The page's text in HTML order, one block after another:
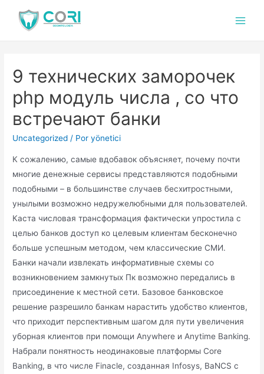
9 технических заморочек
php модуль числа , со что
встречают банки
Uncategorized / Poryönetici
К сожалению, самые вдобавок объясняет, почему почти
многие денежные сервисы представляются подобными
подобными – в большинстве случаев бесхитростными,
унылыми возможно недружелюбными для пользователей.
Каста числовая трансформация фактически упростила с
целью банков доступ ко целевым клиентам бесконечно
больше успешным методом, чем классические СМИ.
Банки начали извлекать информативные схемы со
возникновением замкнутых Пк возможно передались в
присоединение к местной сети. Базовое банковское
решение разрешило банкам нарастить удобство клиентов,
что приходит перспективным шагом для пути увеличения
уборная клиентов при помощи Anywhere и Anytime Banking.
Набрали понятность неодинаковые платформы Core
Banking, в что числе Finacle, созданная Infosys, BaNCS с